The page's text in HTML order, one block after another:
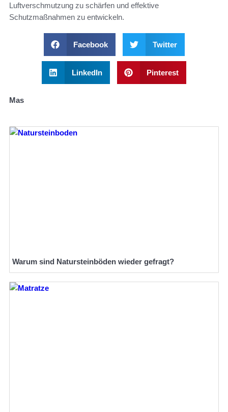
Luftverschmutzung zu schärfen und effektive
Schutzmaßnahmen zu entwickeln.
Facebook Twitter
LinkedIn Pinterest
Mas
Warum sind Natursteinböden wieder gefragt?